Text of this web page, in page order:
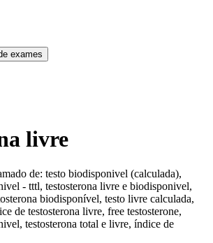
exames
livre
de: testo biodisponivel (calculada),
- tttl, testosterona livre e biodisponivel,
biodisponível, testo livre calculada,
de testosterona livre, free testosterone,
testosterona total e livre, índice de